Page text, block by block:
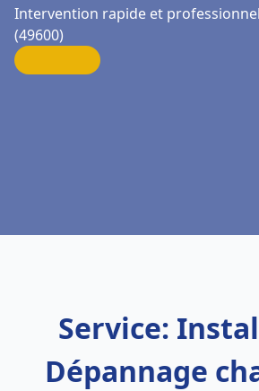
Intervention rapide et
(49600)
Service:
Dépannage